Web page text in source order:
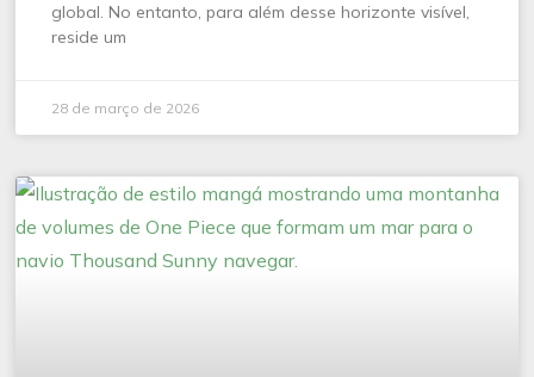
global. No entanto, para além desse horizonte visível,
reside um
28 de março de 2026